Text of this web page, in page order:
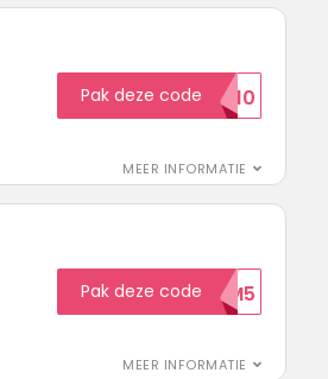
MEER INFORMATIE
Pak deze codeEXTRA10
MEER INFORMATIE
Pak deze codeWELKOM5